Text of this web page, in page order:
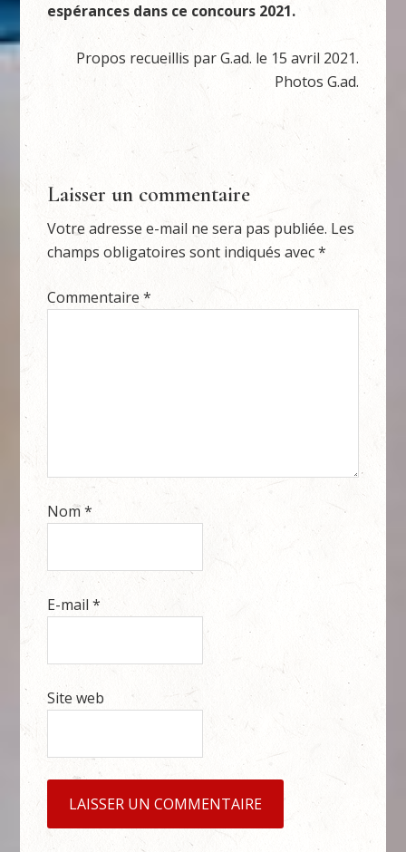
espérances dans ce concours 2021.
Propos recueillis par G.ad. le 15 avril 2021.
Photos G.ad.
Laisser un commentaire
Votre adresse e-mail ne sera pas publiée. Les
champs obligatoires sont indiqués avec*
Commentaire*
Nom*
E-mail*
Site web